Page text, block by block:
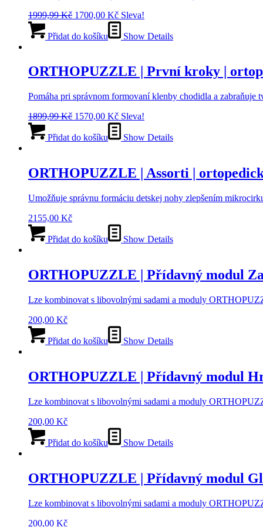
1999,99Kč Původní
byla:
1700,00 KčAktuální
cena
je:
Sleva!
Přidat do košíku Show Details
ORTHOPUZZLE | První kroky |
Pomáha pri správnom formovaní klenby chodidla a zabraňuje
1899,99Kč Původní
byla:
1570,00 KčAktuální
cena
je:
Sleva!
Přidat do košíku Show Details
ORTHOPUZZLE | Assorti |
Umožňuje správnu formáciu detskej nohy zlepšením
2155,00 Kč
Přidat do košíku Show Details
ORTHOPUZZLE | Přídavný modul
Lze kombinovat s libovolnými sadami a moduly
200,00 Kč
Přidat do košíku Show Details
ORTHOPUZZLE | Přídavný modul
Lze kombinovat s libovolnými sadami a moduly
200,00 Kč
Přidat do košíku Show Details
ORTHOPUZZLE | Přídavný modul
Lze kombinovat s libovolnými sadami a moduly
200,00 Kč